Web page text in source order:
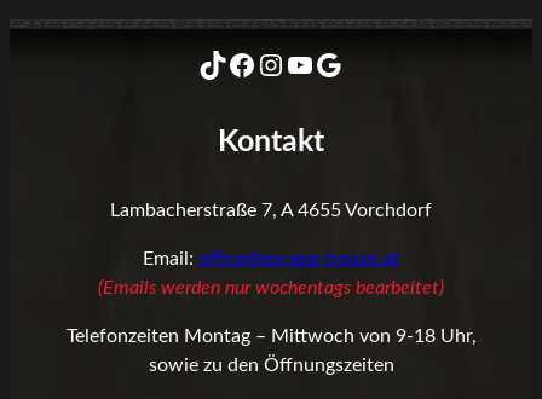
TikTok
Facebook
Instagram
YouTube
Google
Kontakt
Lambacherstraße 7, A 4655 Vorchdorf
Email: office@escape-house.at
(Emails werden nur wochentags bearbeitet)
Telefonzeiten Montag – Mittwoch von 9-18 Uhr,
sowie zu den Öffnungszeiten